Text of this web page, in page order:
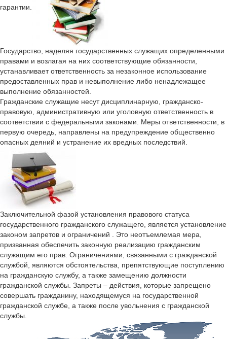
гарантии.
Государство, наделяя государственных служащих определенными
правами и возлагая на них соответствующие обязанности,
устанавливает ответственность за незаконное использование
предоставленных прав и невыполнение либо ненадлежащее
выполнение обязанностей.
Гражданские служащие несут дисциплинарную, гражданско-
правовую, административную или уголовную ответственность в
соответствии с федеральными законами. Меры ответственности, в
первую очередь, направлены на предупреждение общественно
опасных деяний и устранение их вредных последствий.
Заключительной фазой установления правового статуса
государственного гражданского служащего, является установление
законом запретов и ограничений . Это неотъемлемая мера,
призванная обеспечить законную реализацию гражданским
служащим его прав. Ограничениями, связанными с гражданской
службой, являются обстоятельства, препятствующие поступлению
на гражданскую службу, а также замещению должности
гражданской службы. Запреты – действия, которые запрещено
совершать гражданину, находящемуся на государственной
гражданской службе, а также после увольнения с гражданской
службы.